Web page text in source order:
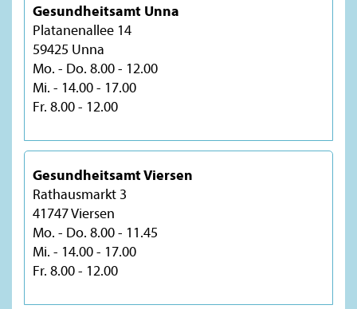
Gesundheitsamt Unna
Platanenallee 14
59425 Unna
Mo. - Do. 8.00 - 12.00
Mi. - 14.00 - 17.00
Fr. 8.00 - 12.00
Gesundheitsamt Viersen
Rathausmarkt 3
41747 Viersen
Mo. - Do. 8.00 - 11.45
Mi. - 14.00 - 17.00
Fr. 8.00 - 12.00